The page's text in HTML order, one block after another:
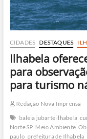
CIDADES DESTAQUES
Ilhabela
para
para turismo
Redação Nova Imprensa
baleia jubarte ilhabela
Norte SP Meio Ambiente
paulo prefeitura de Ilhabela